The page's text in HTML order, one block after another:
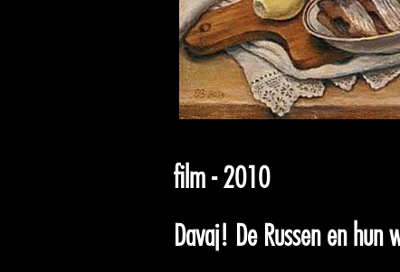
film - 2010
Davaj! De Russen en hun